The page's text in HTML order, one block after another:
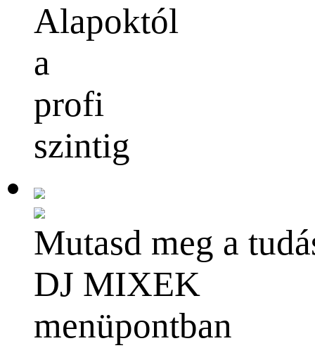
Alapoktól
a
profi
szintig
Mutasd meg a
DJ MIXEK
menüpontban